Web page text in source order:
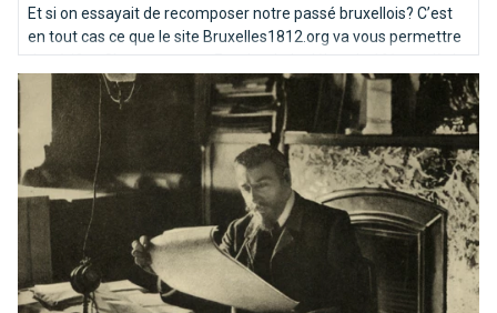
Et si on essayait de recomposer notre passé bruxellois? C’est
en tout cas ce que le site Bruxelles1812.org va vous permettre
de vérifier. C’est un peu un Facebook du début du 19ème siècle
! Un site pour les généalogistes et les curieux.
Victor Horta, père de l’Art nouveau à Bruxelles